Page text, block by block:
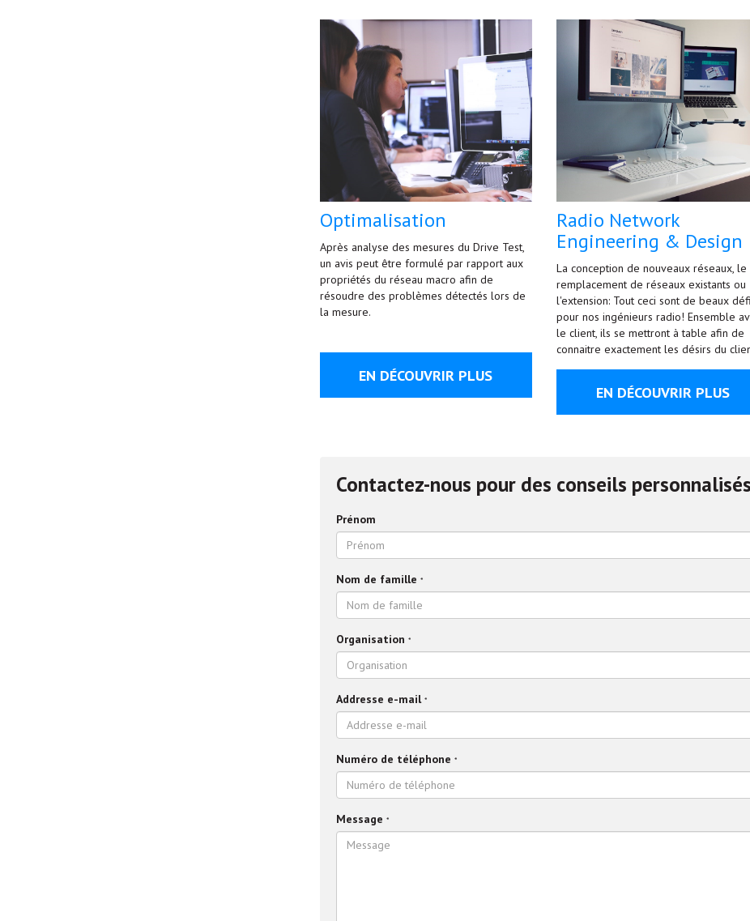
Optimalisation
Après analyse des mesures du Drive Test,
un avis peut être formulé par rapport aux
propriétés du réseau macro afin de
résoudre des problèmes détectés lors de
la mesure.
EN DÉCOUVRIR PLUS
Radio Network
Engineering & Design
La conception de nouveaux réseaux, le
remplacement de réseaux existants ou
l'extension: Tout ceci sont de beaux
pour nos ingénieurs radio! Ensemble
le client, ils se mettront à table afin de
connaitre exactement les désirs du
EN DÉCOUVRIR PLUS
Contactez-nous pour des conseils personnalisés
Prénom
Nom de famille *
Organisation *
Addresse e-mail *
Numéro de téléphone *
Message *